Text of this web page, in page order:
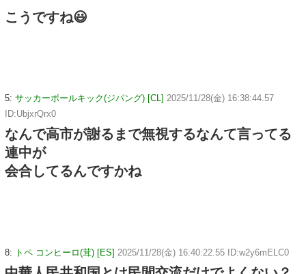
こうですね😃
5: サッカーボールキック(ジパング) [CL] 2025/11/28(金) 16:38:44.57
ID:UbjxrQrx0
なんで高市が謝るまで無視するなんて言ってる
連中が
会合してるんですかね
8: トペ コンヒーロ(茸) [ES] 2025/11/28(金) 16:40:22.55 ID:w2y6mELC0